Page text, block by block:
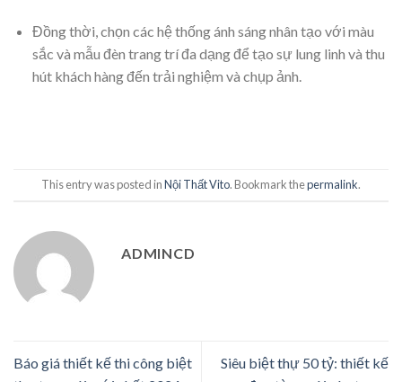
Đồng thời, chọn các hệ thống ánh sáng nhân tạo với màu
sắc và mẫu đèn trang trí đa dạng để tạo sự lung linh và thu
hút khách hàng đến trải nghiệm và chụp ảnh.
This entry was posted inNội Thất Vito. Bookmark thepermalink.
ADMINCD
Báo giá thiết kế thi công biệt
Siêu biệt thự 50 tỷ: thiết kế